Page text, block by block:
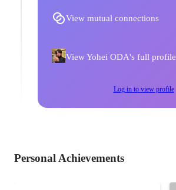
View mutual connections
View Yohei ODA's full profile
Log in to view profile
Personal Achievements